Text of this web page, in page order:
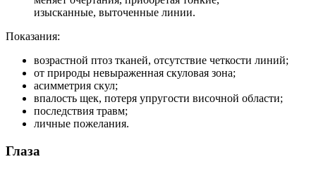
изысканные, выточенные линии.
Показания:
возрастной птоз тканей, отсутствие четкости линий;
от природы невыраженная скуловая зона;
асимметрия скул;
впалость щек, потеря упругости височной области;
последствия травм;
личные пожелания.
Глаза